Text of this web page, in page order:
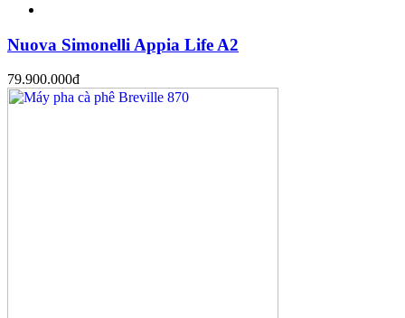
Nuova Simonelli Appia Life A2
79.900.000đ